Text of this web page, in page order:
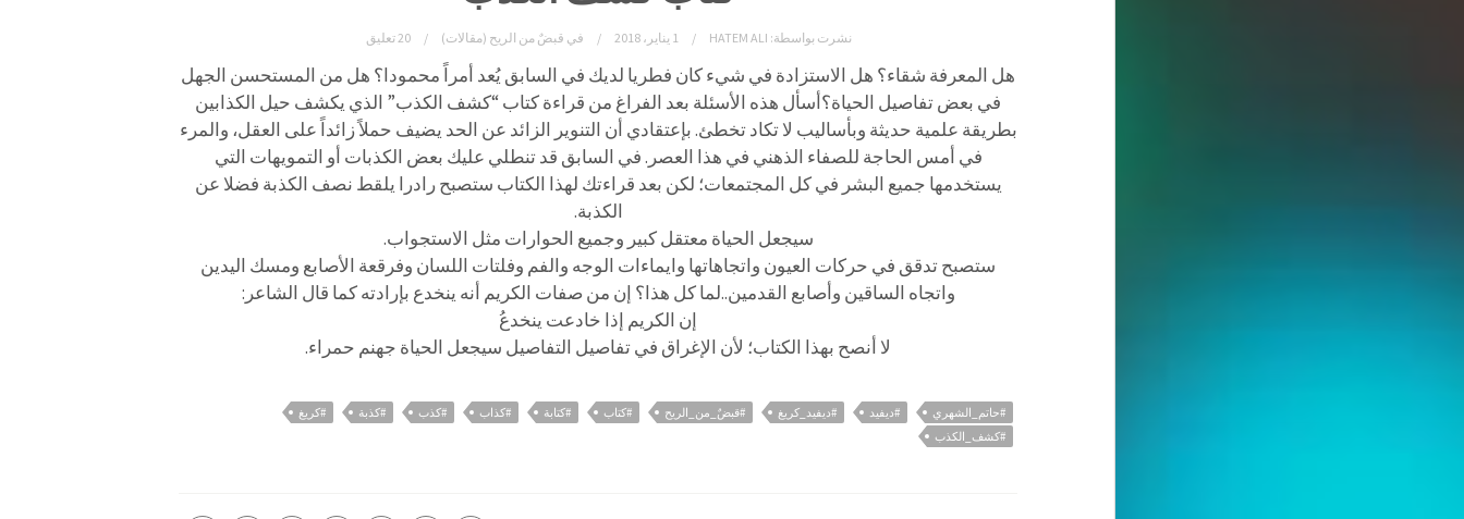
نشرت بواسطة: HATEM ALI 1 يناير، 2018 في قبضٌ من الريح (مقالات) 20 تعليق
هل المعرفة شقاء؟ هل الاستزادة في شيء كان فطريا لديك في السابق يُعد أمراً محمودا؟ هل من المستحسن الجهل
في بعض تفاصيل الحياة؟أسأل هذه الأسئلة بعد الفراغ من قراءة كتاب “كشف الكذب” الذي يكشف حيل الكذابين
بطريقة علمية حديثة وبأساليب لا تكاد تخطئ. بإعتقادي أن التنوير الزائد عن الحد يضيف حملاً زائداً على العقل، والمرء
في أمس الحاجة للصفاء الذهني في هذا العصر. في السابق قد تنطلي عليك بعض الكذبات أو التمويهات التي
يستخدمها جميع البشر في كل المجتمعات؛ لكن بعد قراءتك لهذا الكتاب ستصبح رادرا يلقط نصف الكذبة فضلا عن
الكذبة.
سيجعل الحياة معتقل كبير وجميع الحوارات مثل الاستجواب.
ستصبح تدقق في حركات العيون واتجاهاتها وايماءات الوجه والفم وفلتات اللسان وفرقعة الأصابع ومسك اليدين
واتجاه الساقين وأصابع القدمين..لما كل هذا؟ إن من صفات الكريم أنه ينخدع بإرادته كما قال الشاعر:
إن الكريم إذا خادعت ينخدعُ
لا أنصح بهذا الكتاب؛ لأن الإغراق في تفاصيل التفاصيل سيجعل الحياة جهنم حمراء.
#حاتم_الشهري #ديفيد #ديفيد_كريغ #قبضٌ_من_الريح #كتاب #كتابة #كذاب #كذب #كذبة
#كريغ
#كشف_الكذب